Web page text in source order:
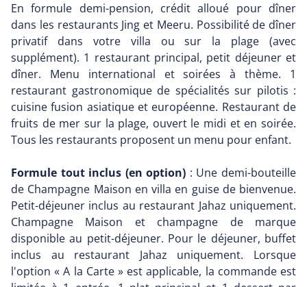
En formule demi-pension, crédit alloué pour dîner
dans les restaurants Jing et Meeru. Possibilité de dîner
privatif dans votre villa ou sur la plage (avec
supplément). 1 restaurant principal, petit déjeuner et
dîner. Menu international et soirées à thème. 1
restaurant gastronomique de spécialités sur pilotis :
cuisine fusion asiatique et européenne. Restaurant de
fruits de mer sur la plage, ouvert le midi et en soirée.
Tous les restaurants proposent un menu pour enfant.
Formule tout inclus (en option) : Une demi-bouteille
de Champagne Maison en villa en guise de bienvenue.
Petit-déjeuner inclus au restaurant Jahaz uniquement.
Champagne Maison et champagne de marque
disponible au petit-déjeuner. Pour le déjeuner, buffet
inclus au restaurant Jahaz uniquement. Lorsque
l'option « A la Carte » est applicable, la commande est